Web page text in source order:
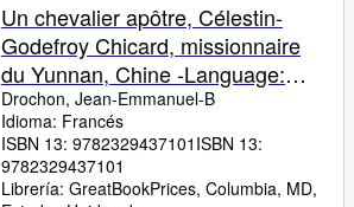
Un chevalier apôtre, Célestin-
Godefroy Chicard, missionnaire
du Yunnan, Chine -Language:
french
Drochon, Jean-Emmanuel-B
Idioma: Francés
ISBN 13: 9782329437101 ISBN 13:
9782329437101
Librería: GreatBookPrices, Columbia, MD,